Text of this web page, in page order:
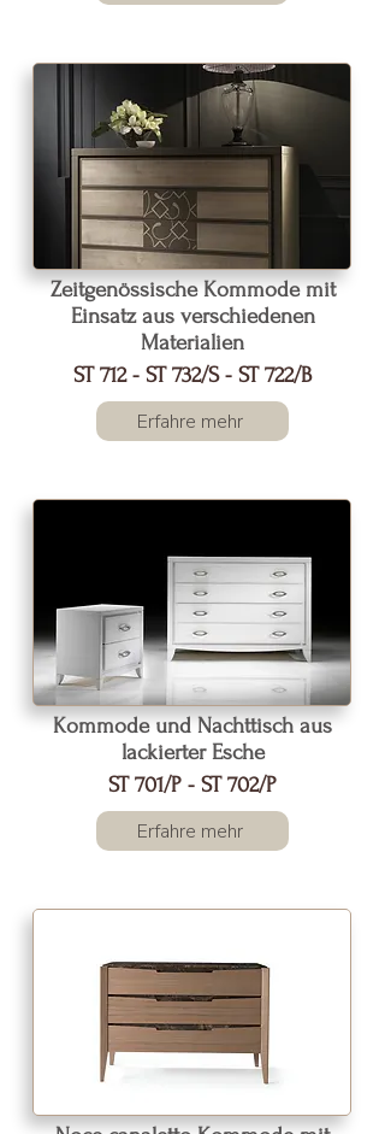
Zeitgenössische Kommode mit
Einsatz aus verschiedenen
Materialien
ST 712 - ST 732/S - ST 722/B
Erfahre mehr
Kommode und Nachttisch aus
lackierter Esche
ST 701/P - ST 702/P
Erfahre mehr